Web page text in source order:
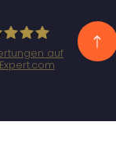
- SEO/SEA
auf